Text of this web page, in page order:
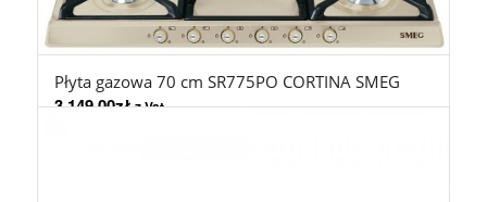
Płyta gazowa 70 cm SR775PO CORTINA SMEG
3.149,00zł z Vat